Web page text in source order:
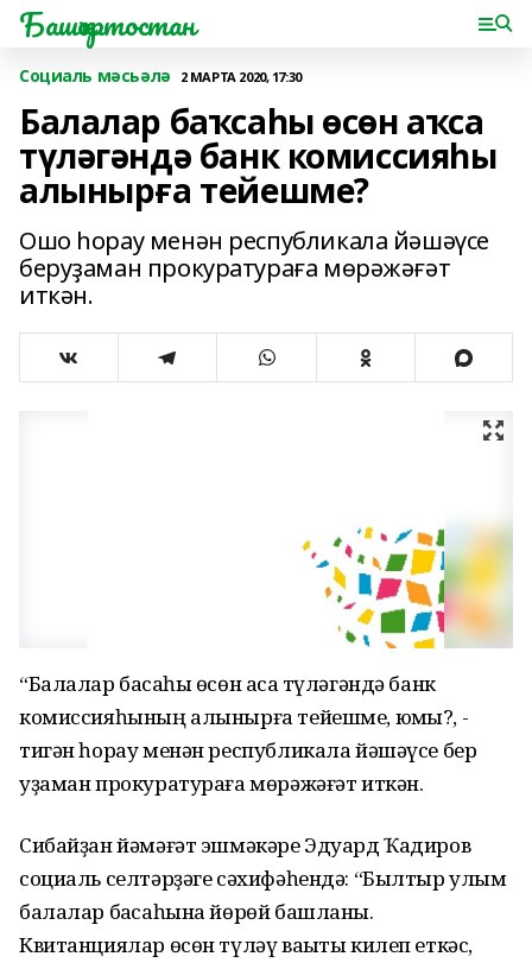
Башҡортостан
Социаль мәсьәлә 2 МАРТА 2020, 17:30
Балалар баҡсаһы өсөн аҡса
түләгәндә банк комиссияһы
алынырға тейешме?
Ошо һорау менән республикала йәшәүсе
беруҙаман прокуратураға мөрәжәғәт
иткән.
“Балалар баҡсаһы өсөн аҡса түләгәндә банк
комиссияһының алынырға тейешме, юҡмы?, -
тигән һорау менән республикала йәшәүсе бер
уҙаман прокуратураға мөрәжәғәт иткән.
Сибайҙан йәмәғәт эшмәкәре Эдуард Ҡадиров
социаль селтәрҙәге сәхифәһендә: “Былтыр улым
балалар баҡсаһына йөрөй башланы.
Квитанциялар өсөн түләү ваҡыты килеп еткәс,